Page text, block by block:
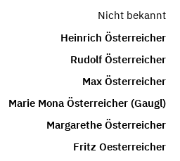
Nicht bekannt
Heinrich Österreicher
Rudolf Österreicher
Max Österreicher
Marie Mona Österreicher (Gaugl)
Margarethe Österreicher
Fritz Oesterreicher